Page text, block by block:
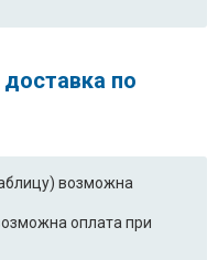
доставка по
возможна
оплата при